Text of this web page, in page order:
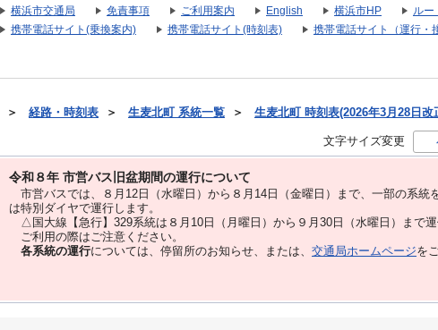
横浜市交通局 免責事項 ご利用案内 English 横浜市HP
ルー
携帯電話サイト(乗換案内)
携帯電話サイト(時刻表) 携帯電話サイト（運行・
＞ 経路・時刻表 ＞ 生麦北町 系統一覧 ＞ 生麦北町 時刻表(2026年3月28日改
文字サイズ変更
令和８年 市営バス旧盆期間の運行について
市営バスでは、８⽉12⽇（水曜日）から８⽉14⽇（金曜日）まで、⼀部の系統
は特別ダイヤで運⾏します。
△国大線【急行】329系統は８月10日（月曜日）から９月30日（水曜日）まで
ご利用の際はご注意ください。
各系統の運行については、停留所のお知らせ、または、 交通局ホームページを